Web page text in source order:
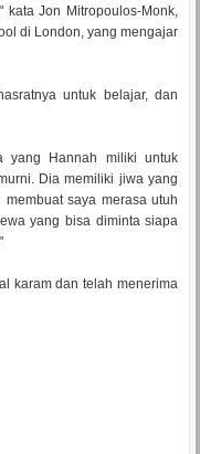
kata Jon Mitropoulos-Monk,
di London, yang mengajar
untuk belajar, dan
yang Hannah miliki untuk
Dia memiliki jiwa yang
saya merasa utuh
yang bisa diminta siapa
karam dan telah menerima